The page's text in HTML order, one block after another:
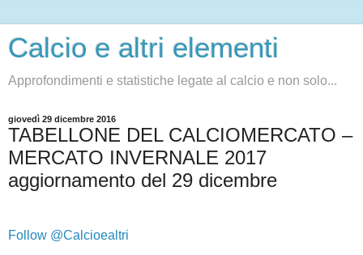
Calcio e altri elementi
Approfondimenti e statistiche legate al calcio e non solo...
giovedì 29 dicembre 2016
TABELLONE DEL CALCIOMERCATO –
MERCATO INVERNALE 2017
aggiornamento del 29 dicembre
Follow @Calcioealtri